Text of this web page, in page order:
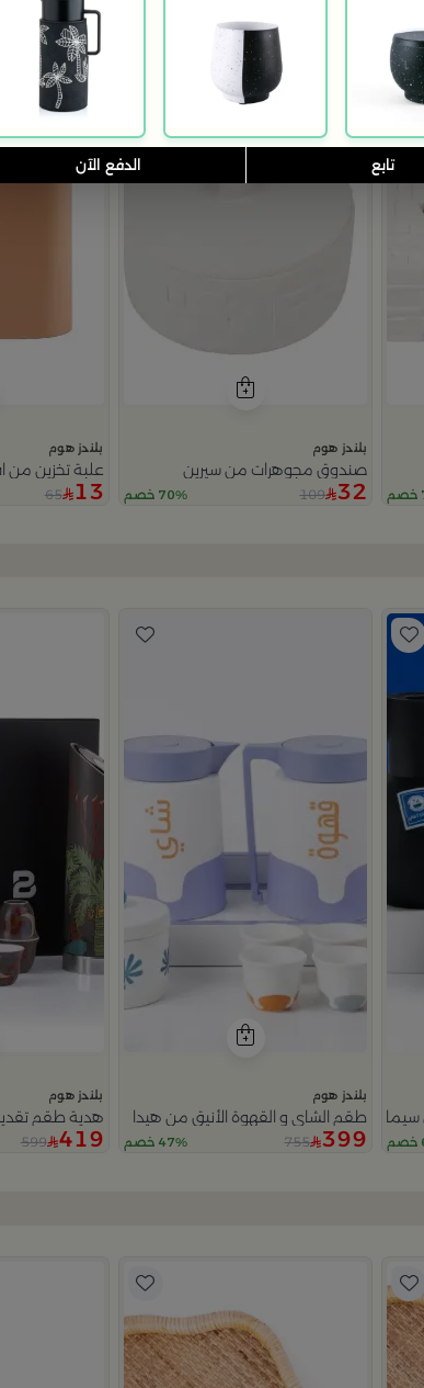
تابع الدفع الآن
بلندز هوم
صندوق مجوهرات من سيرين
32
109 70% خصم
بلندز هوم
علبة تخزين من
13
65
بلندز هوم
طقم الشاي و القهوة الأنيق من هيدا
399
755 47% خصم
بلندز هوم
هدية طقم
419
599